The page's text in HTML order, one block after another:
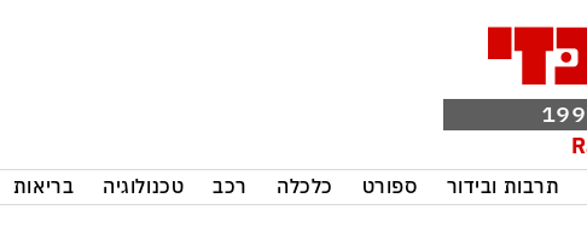
תרבות ובידור ספורט כלכלה רכב טכנולוגיה בריאות